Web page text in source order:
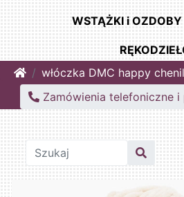
WSTĄŻKI i OZDOBY
Homewłóczka DMC happy
Zamówienia telefoniczne